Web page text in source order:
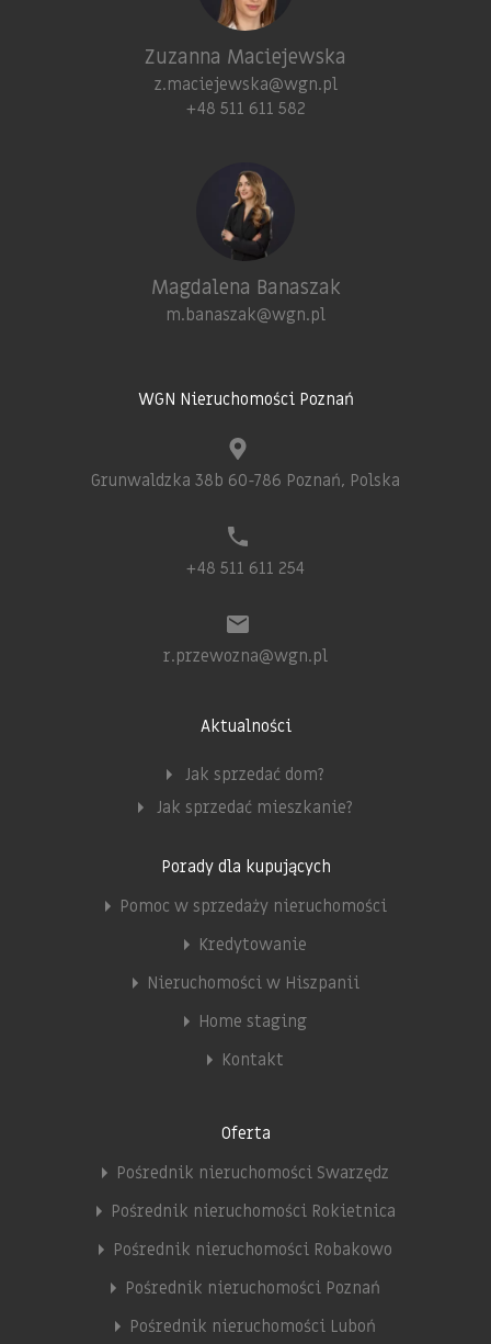
Zuzanna Maciejewska
z.maciejewska@wgn.pl
+48 511 611 582
Magdalena Banaszak
m.banaszak@wgn.pl
WGN Nieruchomości Poznań
Grunwaldzka 38b 60-786 Poznań, Polska
+48 511 611 254
r.przewozna@wgn.pl
Aktualności
Jak sprzedać dom?
Jak sprzedać mieszkanie?
Porady dla kupujących
Pomoc w sprzedaży nieruchomości
Kredytowanie
Nieruchomości w Hiszpanii
Home staging
Kontakt
Oferta
Pośrednik nieruchomości Swarzędz
Pośrednik nieruchomości Rokietnica
Pośrednik nieruchomości Robakowo
Pośrednik nieruchomości Poznań
Pośrednik nieruchomości Luboń